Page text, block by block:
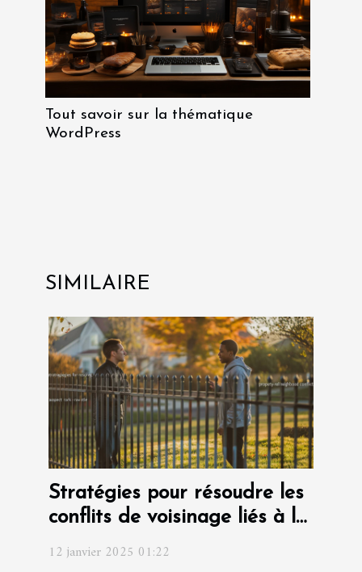
Tout savoir sur la thématique
WordPress
SIMILAIRE
Stratégies pour résoudre les
conflits de voisinage liés à la
12 janvier 2025 01:22